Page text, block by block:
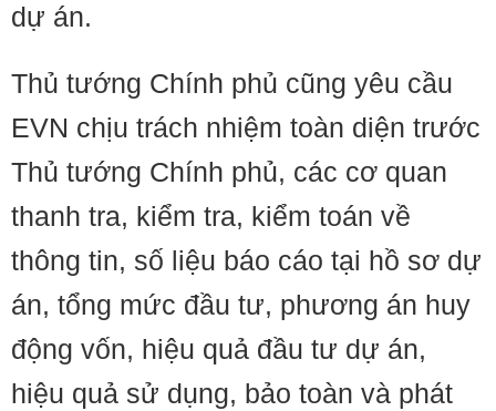
dự án.
Thủ tướng Chính phủ cũng yêu cầu
EVN chịu trách nhiệm toàn diện trước
Thủ tướng Chính phủ, các cơ quan
thanh tra, kiểm tra, kiểm toán về
thông tin, số liệu báo cáo tại hồ sơ dự
án, tổng mức đầu tư, phương án huy
động vốn, hiệu quả đầu tư dự án,
hiệu quả sử dụng, bảo toàn và phát